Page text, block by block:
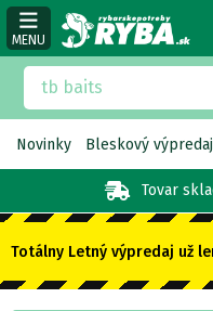
MENU
Tovar
Novinky Bleskový výpredaj
Totálny Letný výpredaj už